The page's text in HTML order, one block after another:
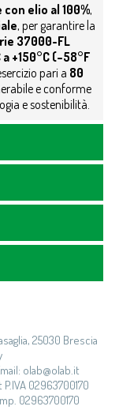
elio al 100%,
, per garantire la
37000-FL
a +150°C (–58°F
pari a 80
e conforme
e sostenibilità.
25030 Brescia
olab@olab.it
02963700170
02963700170